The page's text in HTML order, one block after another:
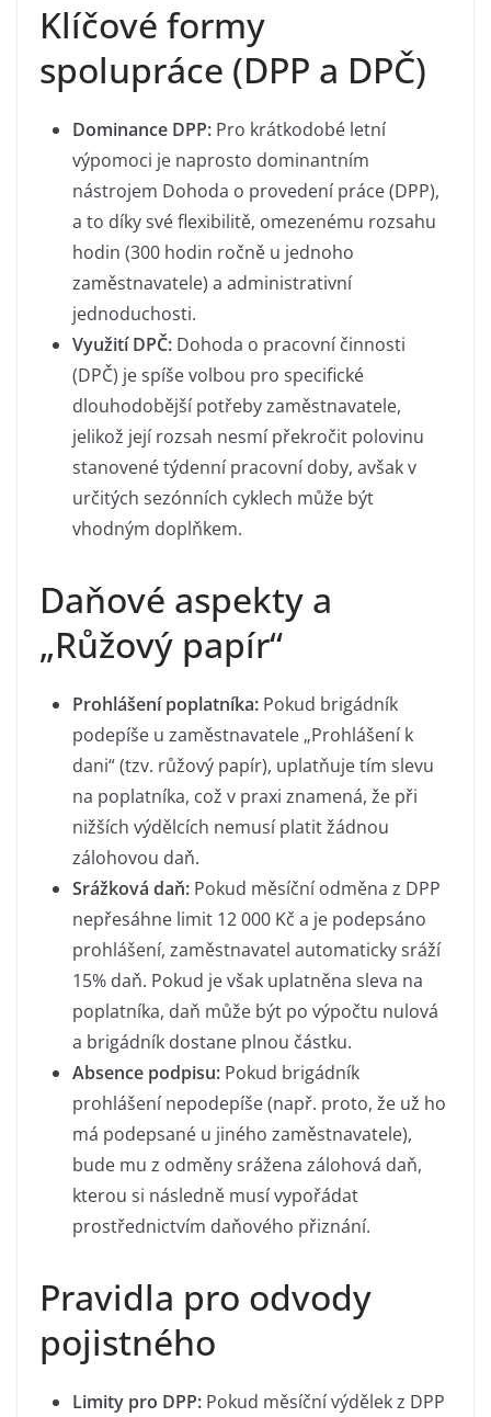
Klíčové formy
spolupráce (DPP a DPČ)
Dominance DPP: Pro krátkodobé letní
výpomoci je naprosto dominantním
nástrojem Dohoda o provedení práce (DPP),
a to díky své flexibilitě, omezenému rozsahu
hodin (300 hodin ročně u jednoho
zaměstnavatele) a administrativní
jednoduchosti.
Využití DPČ: Dohoda o pracovní činnosti
(DPČ) je spíše volbou pro specifické
dlouhodobější potřeby zaměstnavatele,
jelikož její rozsah nesmí překročit polovinu
stanovené týdenní pracovní doby, avšak v
určitých sezónních cyklech může být
vhodným doplňkem.
Daňové aspekty a
„Růžový papír“
Prohlášení poplatníka: Pokud brigádník
podepíše u zaměstnavatele „Prohlášení k
dani“ (tzv. růžový papír), uplatňuje tím slevu
na poplatníka, což v praxi znamená, že při
nižších výdělcích nemusí platit žádnou
zálohovou daň.
Srážková daň: Pokud měsíční odměna z DPP
nepřesáhne limit 12 000 Kč a je podepsáno
prohlášení, zaměstnavatel automaticky sráží
15% daň. Pokud je však uplatněna sleva na
poplatníka, daň může být po výpočtu nulová
a brigádník dostane plnou částku.
Absence podpisu: Pokud brigádník
prohlášení nepodepíše (např. proto, že už ho
má podepsané u jiného zaměstnavatele),
bude mu z odměny srážena zálohová daň,
kterou si následně musí vypořádat
prostřednictvím daňového přiznání.
Pravidla pro odvody
pojistného
Limity pro DPP: Pokud měsíční výdělek z DPP